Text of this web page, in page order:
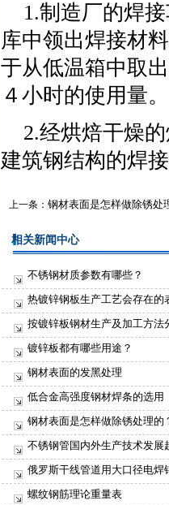
1.制造厂的焊接
库中领出焊接材
于从低温箱中取
４小时的使用量。
2.经烘焙干燥的
建筑钢结构的焊
上一条： 钢材表面是怎样做除锈处
相关新闻中心
不锈钢材质参数有哪些？
热镀锌钢板生产工艺会存在的
按镀锌板钢材生产及加工方法
镀锌板都有哪些用途？
钢材表面的发黑处理
低合金高强度钢材焊条的选用
钢材表面是怎样做除锈处理的
不锈钢管国内外生产技术发展
俄罗斯干线管道用大口径电焊
螺纹钢筋理论重量表